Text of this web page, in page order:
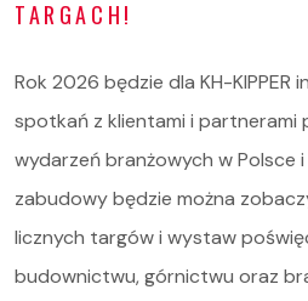
TARGACH!
Rok 2026 będzie dla KH-KIPPER
spotkań z klientami i partnerami
wydarzeń branżowych w Polsce i
zabudowy będzie można
licznych targów i wystaw
budownictwu, górnictwu oraz